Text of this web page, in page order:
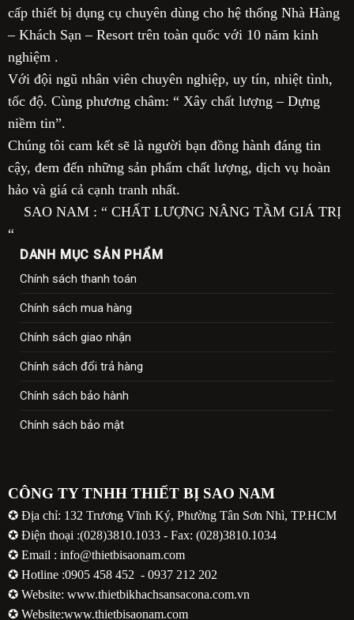
cấp thiết bị dụng cụ chuyên dùng cho hệ thống Nhà Hàng
– Khách Sạn – Resort trên toàn quốc với 10 năm kinh
nghiệm .
Với đội ngũ nhân viên chuyên nghiệp, uy tín, nhiệt tình,
tốc độ. Cùng phương châm: “ Xây chất lượng – Dựng
niềm tin”.
Chúng tôi cam kết sẽ là người bạn đồng hành đáng tin
cậy, đem đến những sản phẩm chất lượng, dịch vụ hoàn
hảo và giá cả cạnh tranh nhất.
SAO NAM : “ CHẤT LƯỢNG NÂNG TẦM GIÁ TRỊ
“
DANH MỤC SẢN PHẨM
Chính sách thanh toán
Chính sách mua hàng
Chính sách giao nhận
Chính sách đổi trả hàng
Chính sách bảo hành
Chính sách bảo mật
CÔNG TY TNHH THIẾT BỊ SAO NAM
✪ Địa chỉ: 132 Trương Vĩnh Ký, Phường Tân Sơn Nhì, TP.HCM
✪ Điện thoại :(028)3810.1033 - Fax: (028)3810.1034
✪ Email : info@thietbisaonam.com
✪ Hotline :0905 458 452 - 0937 212 202
✪ Website: www.thietbikhachsansacona.com.vn
✪ Website:www.thietbisaonam.com